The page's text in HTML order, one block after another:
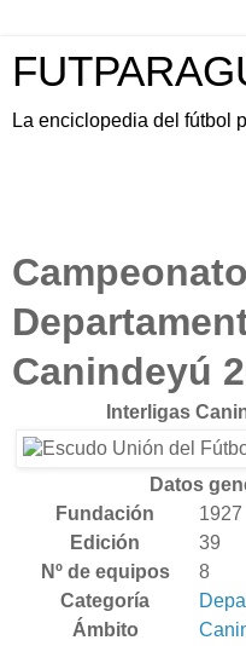
La enciclopedia del fútbol
Campeonato
Canindeyú
Interligas
Datos
Fundación
1927
Edición
39
Nº de equipos
8
Categoría
Ámbito